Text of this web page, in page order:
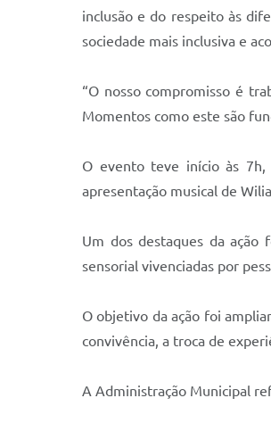
inclusão e do respeito às
sociedade mais inclusiva e
“O nosso compromisso é
Momentos como este são
O evento teve início às 7h,
apresentação musical de
Um dos destaques da ação
sensorial vivenciadas por
O objetivo da ação foi
convivência, a troca de
A Administração Municipal